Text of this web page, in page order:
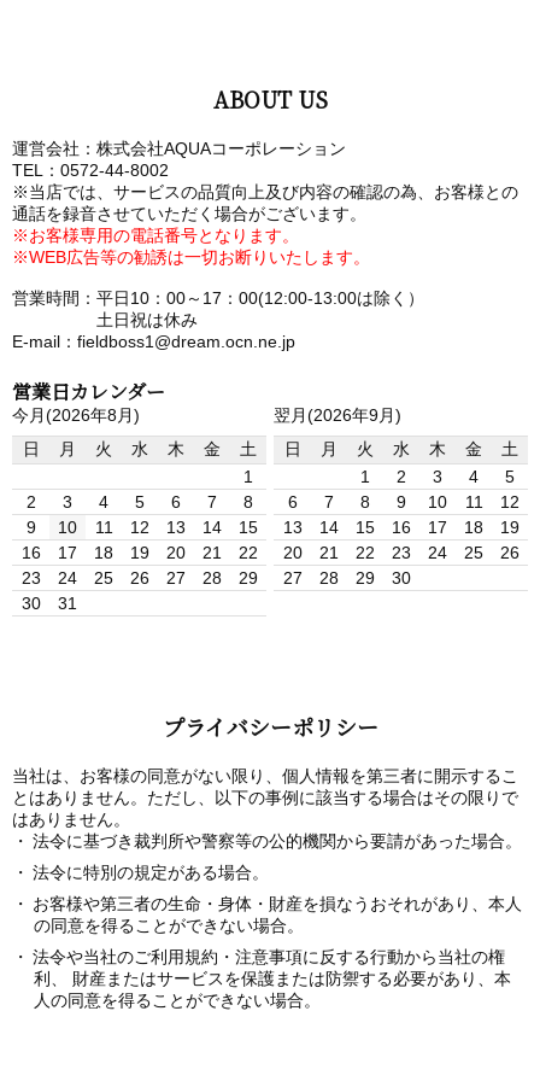
ABOUT US
運営会社：株式会社AQUAコーポレーション
TEL：0572-44-8002
※当店では、サービスの品質向上及び内容の確認の為、お客様との
通話を録音させていただく場合がございます。
※お客様専用の電話番号となります。
※WEB広告等の勧誘は一切お断りいたします。
営業時間：平日10：00～17：00(12:00-13:00は除く）
土日祝は休み
E-mail：fieldboss1@dream.ocn.ne.jp
営業日カレンダー
今月(2026年8月)
日
月 火 水 木 金
土
1
2
3 4 5 6 7
8
9
10 11 12 13 14
15
16
17 18 19 20 21
22
23
24 25 26 27 28
29
30
31
翌月(2026年9月)
日
月 火 水 木 金
土
1
2 3 4
5
6
7 8 9 10 11
12
13
14 15 16 17 18
19
20
21 22 23 24 25
26
27
28 29 30
プライバシーポリシー
当社は、お客様の同意がない限り、個人情報を第三者に開示するこ
とはありません。ただし、以下の事例に該当する場合はその限りで
はありません。
法令に基づき裁判所や警察等の公的機関から要請があった場合。
法令に特別の規定がある場合。
お客様や第三者の生命・身体・財産を損なうおそれがあり、本人
の同意を得ることができない場合。
法令や当社のご利用規約・注意事項に反する行動から当社の権
利、 財産またはサービスを保護または防禦する必要があり、本
人の同意を得ることができない場合。